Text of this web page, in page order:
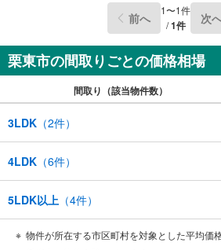
前へ 1〜1件
/1件 次
栗東市の間取りごとの価格相場
間取り（該当物件数）
3LDK （2件）
4LDK （6件）
5LDK以上 （4件）
物件が所在する市区町村を対象とした平均価